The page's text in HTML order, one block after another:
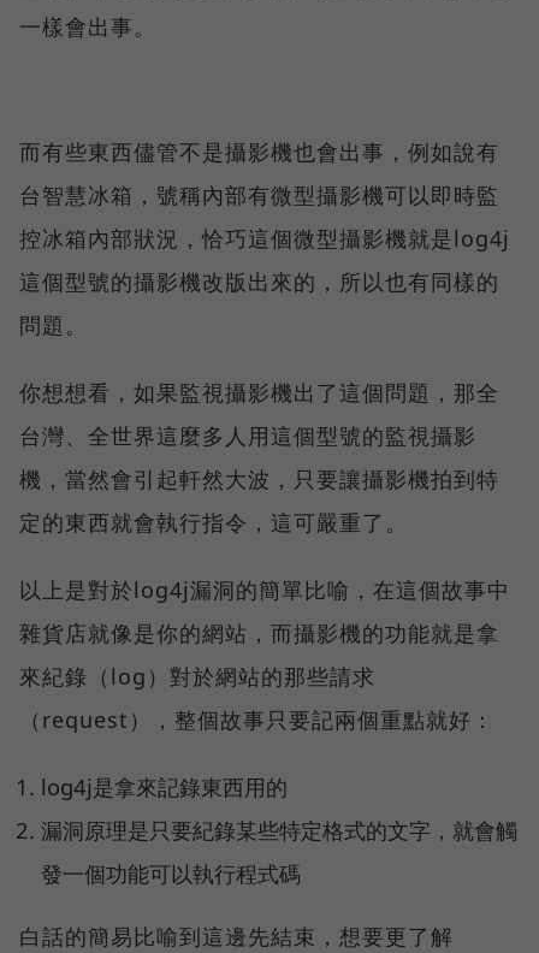
一樣會出事。
而有些東西儘管不是攝影機也會出事，例如說有
台智慧冰箱，號稱內部有微型攝影機可以即時監
控冰箱內部狀況，恰巧這個微型攝影機就是log4j
這個型號的攝影機改版出來的，所以也有同樣的
問題。
你想想看，如果監視攝影機出了這個問題，那全
台灣、全世界這麼多人用這個型號的監視攝影
機，當然會引起軒然大波，只要讓攝影機拍到特
定的東西就會執行指令，這可嚴重了。
以上是對於log4j漏洞的簡單比喻，在這個故事中
雜貨店就像是你的網站，而攝影機的功能就是拿
來紀錄（log）對於網站的那些請求
（request），整個故事只要記兩個重點就好：
log4j是拿來記錄東西用的
漏洞原理是只要紀錄某些特定格式的文字，就會觸
發一個功能可以執行程式碼
白話的簡易比喻到這邊先結束，想要更了解